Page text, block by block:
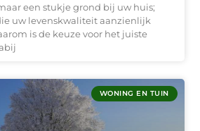
een stukje grond bij uw huis;
uw levenskwaliteit aanzienlijk
is de keuze voor het juiste
WONING EN TUIN